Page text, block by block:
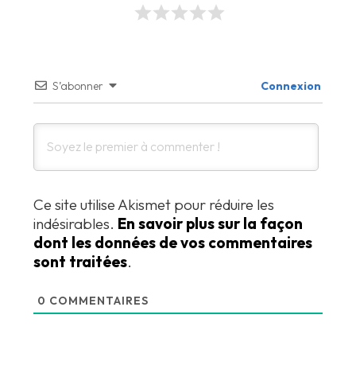
S’abonner Connexion
Ce site utilise Akismet pour réduire les
indésirables. En savoir plus sur la façon
dont les données de vos commentaires
sont traitées.
0 COMMENTAIRES